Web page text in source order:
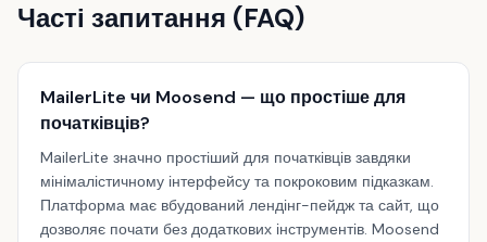
Часті запитання (FAQ)
MailerLite чи Moosend — що простіше для
початківців?
MailerLite значно простіший для початківців завдяки
мінімалістичному інтерфейсу та покроковим підказкам.
Платформа має вбудований лендінг-пейдж та сайт, що
дозволяє почати без додаткових інструментів. Moosend